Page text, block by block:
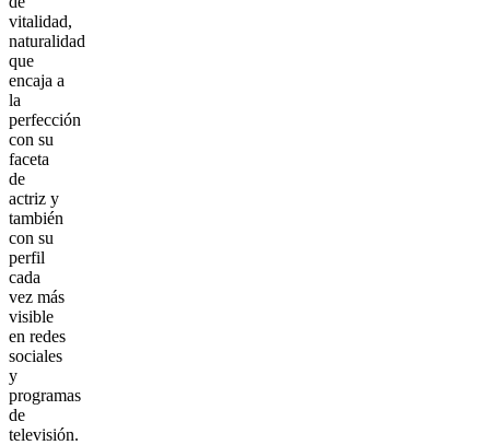
vitalidad,
naturalidad
que
encaja a
la
perfección
con su
faceta
de
actriz y
también
con su
perfil
cada
vez más
visible
en redes
sociales
y
programas
de
televisión.